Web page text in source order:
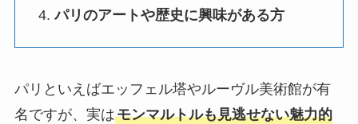
パリのアートや歴史に興味がある方
パリといえばエッフェル塔やルーヴル美術館が有
名ですが、実はモンマルトルも見逃せない魅力的